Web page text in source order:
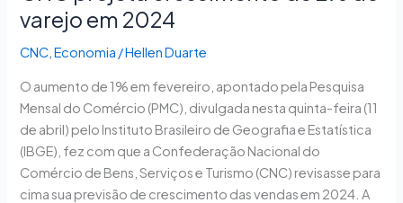
varejo em 2024
CNC,Economia /Hellen Duarte
O aumento de 1% em fevereiro, apontado pela Pesquisa
Mensal do Comércio (PMC), divulgada nesta quinta-feira (11
de abril) pelo Instituto Brasileiro de Geografia e Estatística
(IBGE), fez com que a Confederação Nacional do
Comércio de Bens, Serviços e Turismo (CNC) revisasse para
cima sua previsão de crescimento das vendas em 2024. A